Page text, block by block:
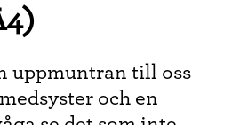
uppmuntran till oss
och en